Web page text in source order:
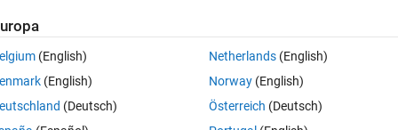
0 voti
bigger than the highest number already there in the table to the
(English)
(English)
(Deutsch)
Netherlands(English)
Norway(English)
Österreich (Deutsch)